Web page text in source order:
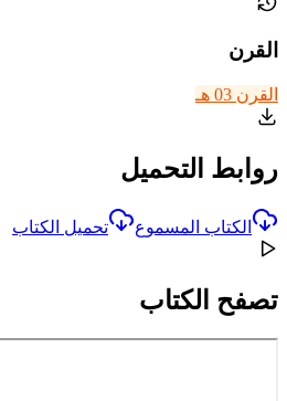
القرن
القرن 03 هـ
روابط التحميل
الكتاب المسموع تحميل الكتاب
تصفح الكتاب